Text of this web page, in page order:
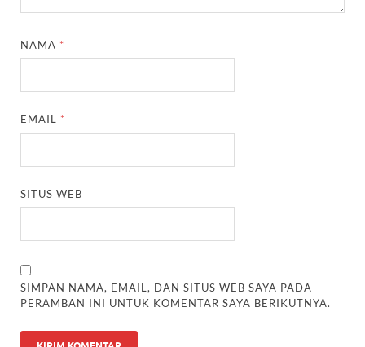
NAMA *
EMAIL *
SITUS WEB
SIMPAN NAMA, EMAIL, DAN SITUS WEB SAYA PADA
PERAMBAN INI UNTUK KOMENTAR SAYA BERIKUTNYA.